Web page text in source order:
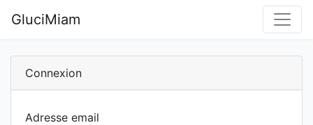
GluciMiam
Connexion
Adresse email